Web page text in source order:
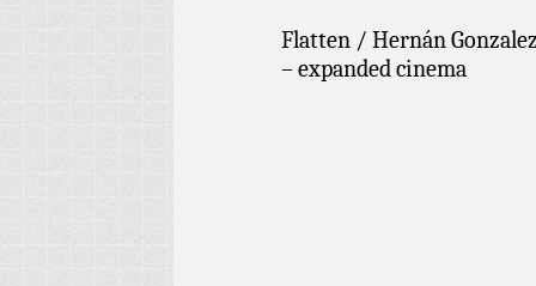
Flatten / Hernán
– expanded cinema